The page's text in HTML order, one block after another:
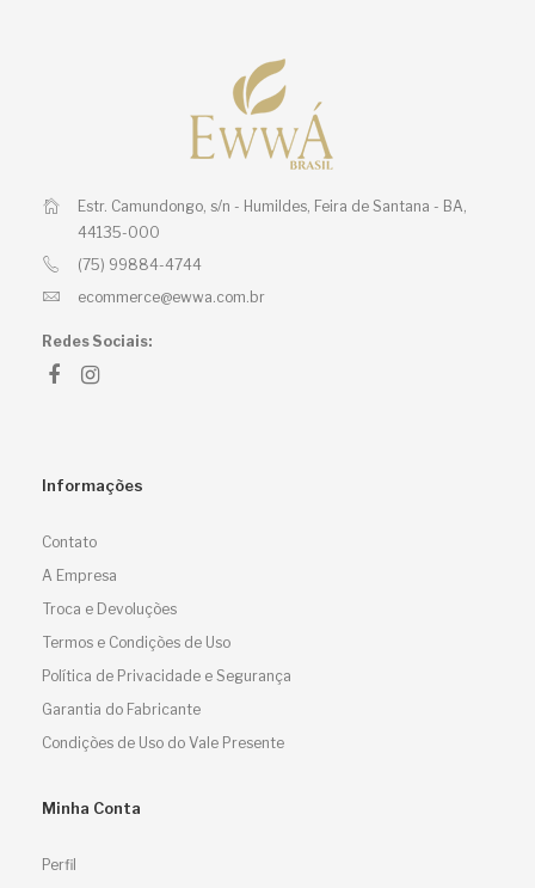
Estr. Camundongo, s/n - Humildes, Feira de Santana - BA,
44135-000
(75) 99884-4744
ecommerce@ewwa.com.br
Redes Sociais:
Informações
Contato
A Empresa
Troca e Devoluções
Termos e Condições de Uso
Política de Privacidade e Segurança
Garantia do Fabricante
Condições de Uso do Vale Presente
Minha Conta
Perfil